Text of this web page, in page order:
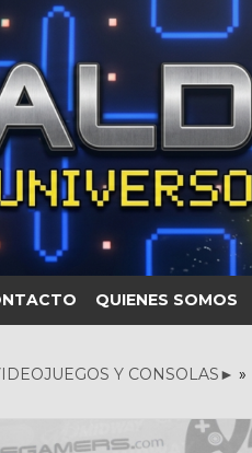
QUIENES SOMOS
Y CONSOLAS► »